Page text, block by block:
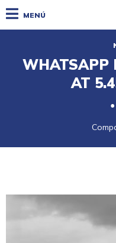
MENÚ
WHATSAPP
AT